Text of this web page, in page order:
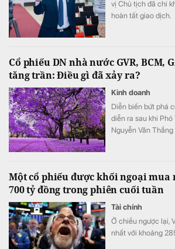
vị Chủ tịch đã chi
hoàn tất giao dịch.
Cổ phiếu DN nhà nước GVR, BCM,
tăng trần: Điều gì đã xảy ra?
Kinh doanh
Diễn biến bứt phá
diễn ra sau khi
Nguyễn Văn
nhà nước tại doanh
nghiệp có vốn nhà
Một cổ phiếu được khối ngoại mua
700 tỷ đồng trong phiên cuối tuần
Tài chính
Ở chiều ngược lại,
nhất với khoảng